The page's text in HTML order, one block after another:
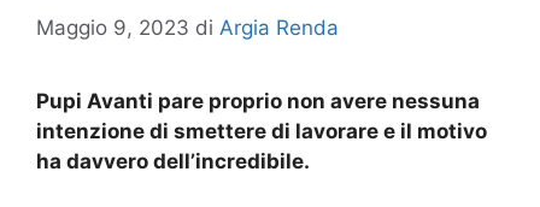
Maggio 9, 2023 di Argia Renda
Pupi Avanti pare proprio non avere nessuna
intenzione di smettere di lavorare e il motivo
ha davvero dell’incredibile.